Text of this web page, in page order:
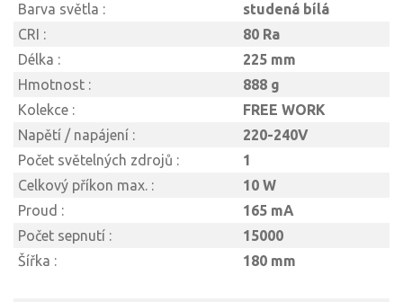
Barva světla :
studená bílá
CRI :
80 Ra
Délka :
225 mm
Hmotnost :
888 g
Kolekce :
FREE WORK
Napětí / napájení :
220-240V
Počet světelných zdrojů :
1
Celkový příkon max. :
10 W
Proud :
165 mA
Počet sepnutí :
15000
Šířka :
180 mm